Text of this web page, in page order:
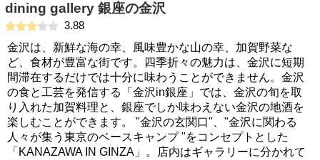
dining gallery 銀座の金沢
3.88
金沢は、新鮮な海の幸、風味豊かな山の幸、加賀野菜な
ど、食材が豊富な街です。四季折々の魅力は、金沢に短期
間滞在するだけでは十分に味わうことができません。金沢
の食と工芸を発信する「金沢in銀座」では、金沢の旬を取
り入れた加賀料理と、銀座でしか味わえない金沢の地酒を
楽しむことができます。 "金沢の玄関口"、"金沢に関わる
人々が集う東京のベースキャンプ "をコンセプトとした
「KANAZAWA IN GINZA」。店内はギャラリーに分かれて